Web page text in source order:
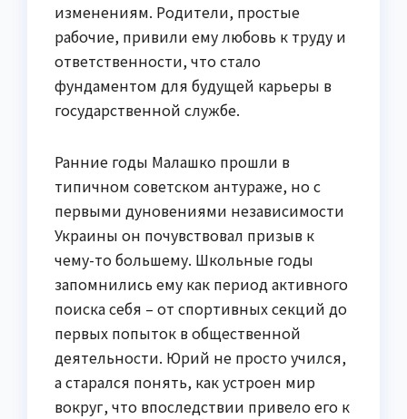
изменениям. Родители, простые
рабочие, привили ему любовь к труду и
ответственности, что стало
фундаментом для будущей карьеры в
государственной службе.
Ранние годы Малашко прошли в
типичном советском антураже, но с
первыми дуновениями независимости
Украины он почувствовал призыв к
чему-то большему. Школьные годы
запомнились ему как период активного
поиска себя – от спортивных секций до
первых попыток в общественной
деятельности. Юрий не просто учился,
а старался понять, как устроен мир
вокруг, что впоследствии привело его к